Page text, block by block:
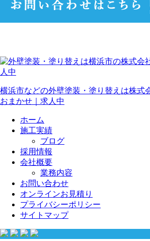
横浜市などの外壁塗装・塗り替えは株式
おまかせ｜求人中
ホーム
施工実績
ブログ
採用情報
会社概要
業務内容
お問い合わせ
オンラインお見積り
プライバシーポリシー
サイトマップ